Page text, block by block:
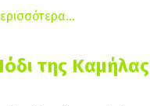
της Καμήλας